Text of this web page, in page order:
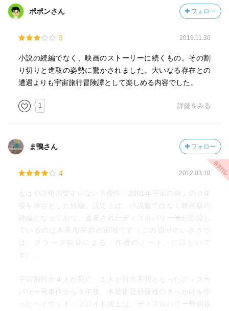
ポポンさん フォロー
3 2019.11.30
小説の続編でなく、映画のストーリーに続くもの。その割
り切りと進取の姿勢に驚かされました。大いなる存在との
遭遇よりも宇宙旅行冒険譚として楽しめる内容でした。
1 詳細をみる
ま鴨さん フォロー
4 2012.03.10
もはや説明の要すらない大傑作「2001年宇宙の旅」の９年
後を舞台とした続編。設定上は、小説版ではなく映画版の
続編となっており、遺棄されたディスカバリー号が漂流し
ているのは木星衛星群の宙域です（この辺りのいきさつ
は、クラーク自身による「作者のノート」に詳しいで
す）。
宇宙飛行士４人が死亡、１人が行方不明となったディスカ
バリー号事件から９年後、木星衛星群探検のきっかけを作
ったヘイウッド・フロイド博士は、ディスカバリー号回収